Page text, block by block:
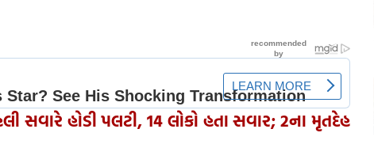
સવારે હોડી પલટી, 14 લોકો હતા સવાર; 2ના મૃતદેહ